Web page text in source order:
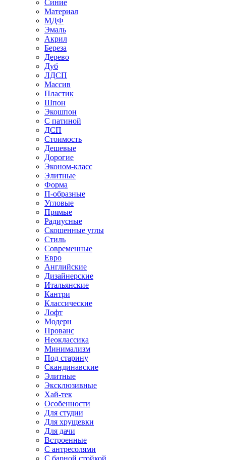
Синие
Материал
МДФ
Эмаль
Акрил
Береза
Дерево
Дуб
ЛДСП
Массив
Пластик
Шпон
Экошпон
С патиной
ДСП
Стоимость
Дешевые
Дорогие
Эконом-класс
Элитные
Форма
П-образные
Угловые
Прямые
Радиусные
Скошенные углы
Стиль
Современные
Евро
Английские
Дизайнерские
Итальянские
Кантри
Классические
Лофт
Модерн
Прованс
Неоклассика
Минимализм
Под старину
Скандинавские
Элитные
Эксклюзивные
Хай-тек
Особенности
Для студии
Для хрущевки
Для дачи
Встроенные
С антресолями
С барной стойкой